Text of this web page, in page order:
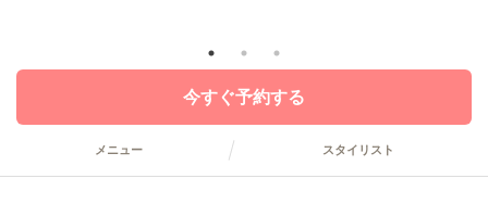
今すぐ予約する
メニュー スタイリスト